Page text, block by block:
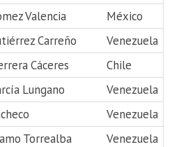
Valencia
México
Carreño
Venezuela
Cáceres
Chile
Lungano
Venezuela
Venezuela
Torrealba
Venezuela